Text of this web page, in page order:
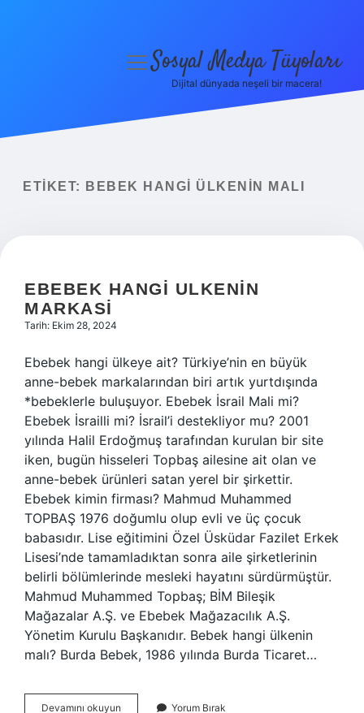
Yasal Uyarı
menüyüSosyal Medya Tüyoları
Dijital dünyada neşeli bir macera!
ETIKET: BEBEK HANGI ÜLKENIN MALI
EBEBEK HANGI ULKENIN
MARKASI
Tarih: Ekim 28, 2024
Ebebek hangi ülkeye ait? Türkiye’nin en büyük
anne-bebek markalarından biri artık yurtdışında
*bebeklerle buluşuyor. Ebebek İsrail Mali mi?
Ebebek İsrailli mi? İsrail’i destekliyor mu? 2001
yılında Halil Erdoğmuş tarafından kurulan bir site
iken, bugün hisseleri Topbaş ailesine ait olan ve
anne-bebek ürünleri satan yerel bir şirkettir.
Ebebek kimin firması? Mahmud Muhammed
TOPBAŞ 1976 doğumlu olup evli ve üç çocuk
babasıdır. Lise eğitimini Özel Üsküdar Fazilet Erkek
Lisesi’nde tamamladıktan sonra aile şirketlerinin
belirli bölümlerinde mesleki hayatını sürdürmüştür.
Mahmud Muhammed Topbaş; BİM Bileşik
Mağazalar A.Ş. ve Ebebek Mağazacılık A.Ş.
Yönetim Kurulu Başkanıdır. Bebek hangi ülkenin
malı? Burda Bebek, 1986 yılında Burda Ticaret…
Devamını okuyun Yorum Bırak